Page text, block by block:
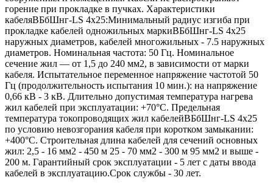
горение при прокладке в пучках. Характеристики
кабеляВБбШнг-LS 4х25:Минимальный радиус изгиба при
прокладке кабелей одножильных маркиВБбШнг-LS 4х25
наружных диаметров, кабелей многожильных - 7.5 наружных
диаметров. Номинальная частота: 50 Гц. Номинальное
сечение жил — от 1,5 до 240 мм2, в зависимости от марки
кабеля. Испытательное переменное напряжение частотой 50
Гц (продолжительность испытания 10 мин.): на напряжение
0,66 кВ - 3 кВ. Длительно допустимая температура нагрева
жил кабелей при эксплуатации: +70°С. Предельная
температура токопроводящих жил кабелейВБбШнг-LS 4х25
по условию невозгорания кабеля при коротком замыкании:
+400°С. Строительная длина кабелей для сечений основных
жил: 2,5 - 16 мм2 - 450 м 25 - 70 мм2 - 300 м 95 мм2 и выше -
200 м. Гарантийный срок эксплуатации - 5 лет с даты ввода
кабелей в эксплуатацию.Срок службы - 30 лет.